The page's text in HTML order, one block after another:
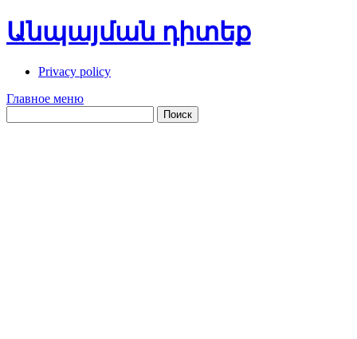
Перейти
к
Անպայման դիտեք
Privacy policy
Главное меню